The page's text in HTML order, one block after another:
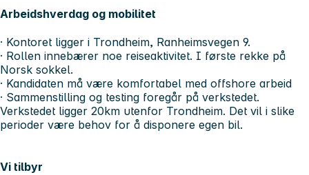
Arbeidshverdag og mobilitet
· Kontoret ligger i Trondheim, Ranheimsvegen 9.
· Rollen innebærer noe reiseaktivitet. I første rekke på
Norsk sokkel.
· Kandidaten må være komfortabel med offshore arbeid
· Sammenstilling og testing foregår på verkstedet.
Verkstedet ligger 20km utenfor Trondheim. Det vil i slike
perioder være behov for å disponere egen bil.
Vi tilbyr